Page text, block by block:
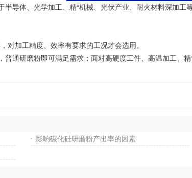
体、光学加工、精*机械、光伏产业、耐火材料深加工等
加工精度、效率有要求的工况才会选用。
研磨粉即可满足需求；面对高硬度工件、高温加工、
影响碳化硅研磨粉产出率的因素